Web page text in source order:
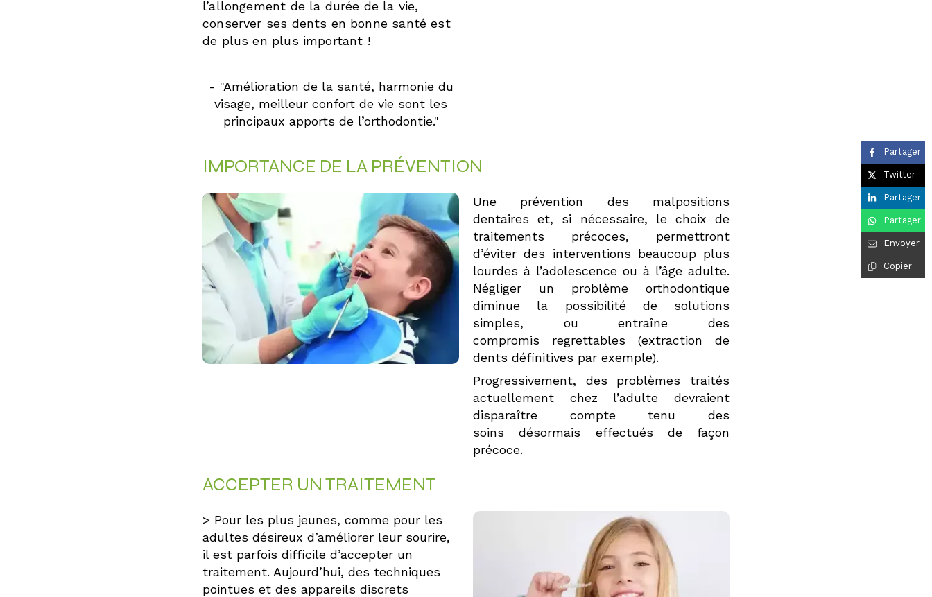
l’allongement de la durée de la vie,
conserver ses dents en bonne santé est
de plus en plus important !
- "Amélioration de la santé, harmonie du
visage, meilleur confort de vie sont les
principaux apports de l’orthodontie."
IMPORTANCE DE LA PRÉVENTION
Une prévention des malpositions
dentaires et, si nécessaire, le choix de
traitements précoces, permettront
d’éviter des interventions beaucoup plus
lourdes à l’adolescence ou à l’âge adulte.
Négliger un problème orthodontique
diminue la possibilité de solutions
simples, ou entraîne des
compromis regrettables (extraction de
dents définitives par exemple).
Progressivement, des problèmes traités
actuellement chez l’adulte devraient
disparaître compte tenu des
soins désormais effectués de façon
précoce.
ACCEPTER UN TRAITEMENT
> Pour les plus jeunes, comme pour les
adultes désireux d’améliorer leur sourire,
il est parfois difficile d’accepter un
traitement. Aujourd’hui, des techniques
pointues et des appareils discrets
Partager
Twitter
Partager
Partager
Envoyer
Copier